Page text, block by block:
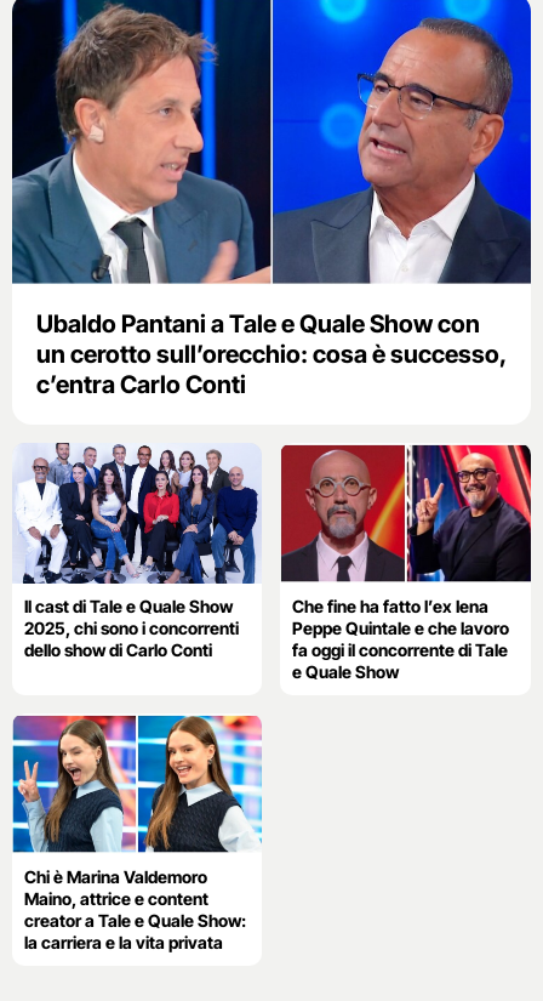
Ubaldo Pantani a Tale e Quale Show con
un cerotto sull’orecchio: cosa è successo,
c’entra Carlo Conti
Il cast di Tale e Quale Show
2025, chi sono i concorrenti
dello show di Carlo Conti
Che fine ha fatto l’ex Iena
Peppe Quintale e che lavoro
fa oggi il concorrente di Tale
e Quale Show
Chi è Marina Valdemoro
Maino, attrice e content
creator a Tale e Quale Show:
la carriera e la vita privata